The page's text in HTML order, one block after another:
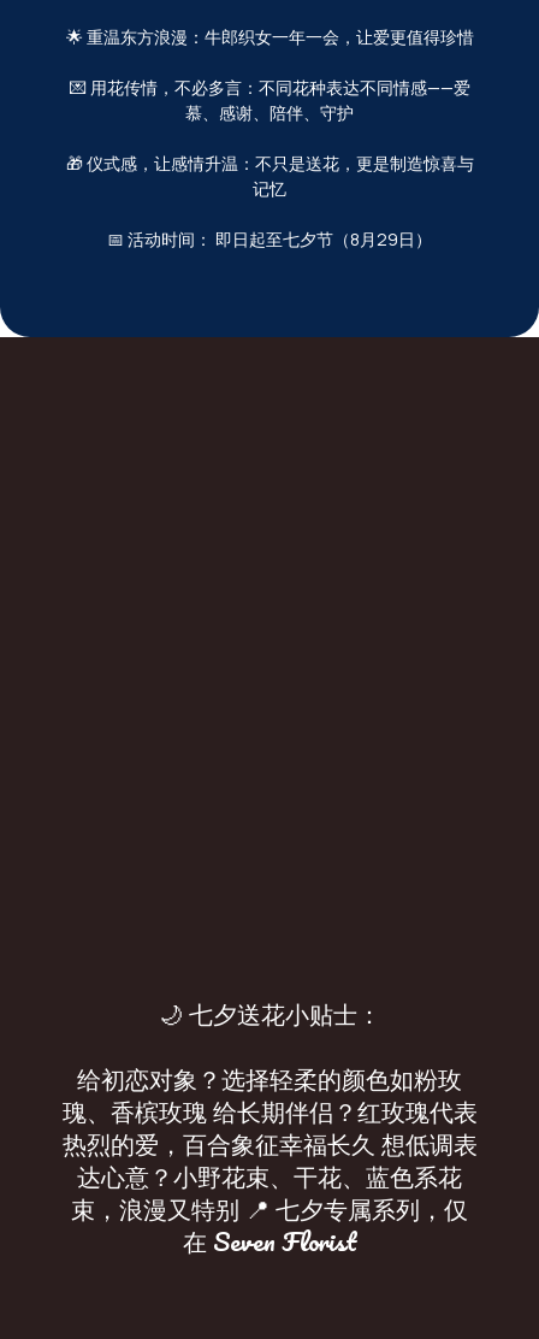
🌟 重温东方浪漫：牛郎织女一年一会，让爱更值得珍惜
💌 用花传情，不必多言：不同花种表达不同情感——爱
慕、感谢、陪伴、守护
🎁 仪式感，让感情升温：不只是送花，更是制造惊喜与
记忆
📅 活动时间： 即日起至七夕节（8月29日）
🌙 七夕送花小贴士：
给初恋对象？选择轻柔的颜色如粉玫
瑰、香槟玫瑰 给长期伴侣？红玫瑰代表
热烈的爱，百合象征幸福长久 想低调表
达心意？小野花束、干花、蓝色系花
束，浪漫又特别 📍 七夕专属系列，仅
在 Seven Florist